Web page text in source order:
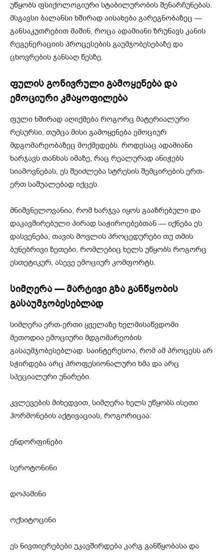
უწყობს ფსიქოლოგიური სტაბილურობის შენარჩუნებას.
მსგავსი ბალანსი ხშირად აისახება გარეგნობაზეც —
განსაკუთრებით მაშინ, როცა ადამიანი ზრუნავს კანის
რეგენერაციის პროცესების გაუმჯობესებაზე და
ცხოვრების ჯანსაღ წესზე.
ფულის გონივრული გამოყენება და
ემოციური კმაყოფილება
ფული ხშირად აღიქმება როგორც მატერიალური
რესურსი, თუმცა მისი გამოყენება ემოციურ
მდგომარეობაზეც მოქმედებს. როდესაც ადამიანი
ხარჯავს თანხას იმაზე, რაც რეალურად ანიჭებს
სიამოვნებას, ეს შეიძლება სტრესის შემცირების ერთ-
ერთ საშუალებად იქცეს.
მნიშვნელოვანია, რომ ხარჯვა იყოს გააზრებული და
დაკავშირებული პირად საჭიროებებთან — იქნება ეს
დასვენება, თავის მოვლის პროცედურები თუ თმის
ბუნებრივი ზეთები, რომლებიც ხელს უწყობს როგორც
ესთეტიკურ, ასევე ემოციურ კომფორტს.
სიმღერა — მარტივი გზა განწყობის
გასაუმჯობესებლად
სიმღერა ერთ-ერთი ყველაზე ხელმისაწვდომი
მეთოდია ემოციური მდგომარეობის
გასაუმჯობესებლად. საინტერესოა, რომ ამ პროცესს არ
სჭირდება არც პროფესიონალური ხმა და არც
სპეციალური უნარები.
კვლევების მიხედვით, სიმღერა ხელს უწყობს ისეთი
ჰორმონების აქტივაციას, როგორიცაა:
ენდორფინები
სეროტონინი
დოპამინი
ოქსიტოცინი
ეს ნივთიერებები უკავშირდება კარგ განწყობასა და